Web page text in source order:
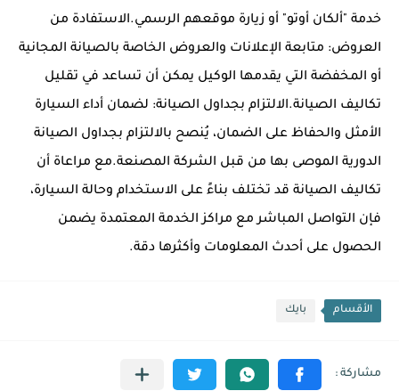
خدمة "ألكان أوتو" أو زيارة موقعهم الرسمي.الاستفادة من
العروض: متابعة الإعلانات والعروض الخاصة بالصيانة المجانية
أو المخفضة التي يقدمها الوكيل يمكن أن تساعد في تقليل
تكاليف الصيانة.الالتزام بجداول الصيانة: لضمان أداء السيارة
الأمثل والحفاظ على الضمان، يُنصح بالالتزام بجداول الصيانة
الدورية الموصى بها من قبل الشركة المصنعة.مع مراعاة أن
تكاليف الصيانة قد تختلف بناءً على الاستخدام وحالة السيارة،
فإن التواصل المباشر مع مراكز الخدمة المعتمدة يضمن
الحصول على أحدث المعلومات وأكثرها دقة.
الأقسام بايك